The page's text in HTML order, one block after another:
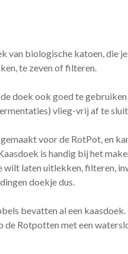
van biologische katoen, die
te zeven of filteren.
doek ook goed te
vlieg-vrij af te
voor de RotPot, en
is handig bij het
wilt laten uitlekken, filteren,
doekje dus.
bevatten al een
de Rotpotten met een